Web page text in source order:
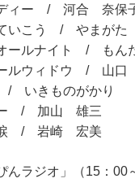
ィー / 河合 奈保
いこう / やまがた
ルナイト / もん
ルウィドウ / 山口
いきものがかり
/ 加山 雄三
/ 岩崎 宏美
んラジオ」（15：00